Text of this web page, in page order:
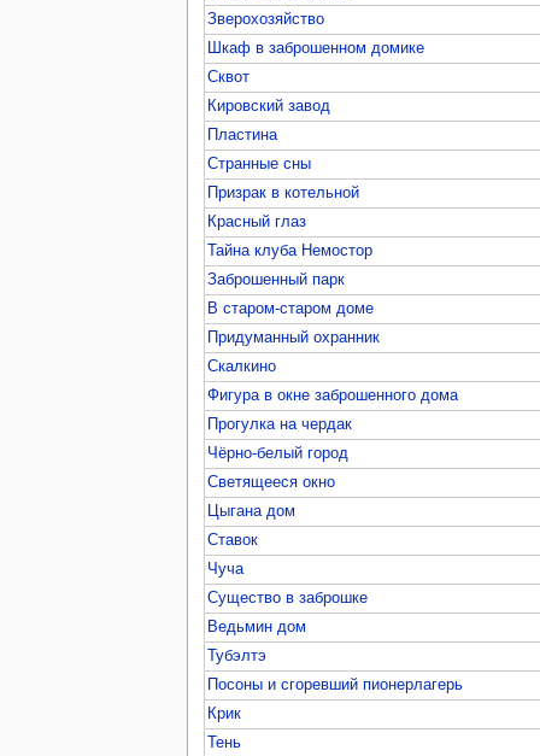
Зверохозяйство
Шкаф в заброшенном домике
Сквот
Кировский завод
Пластина
Странные сны
Призрак в котельной
Красный глаз
Тайна клуба Немостор
Заброшенный парк
В старом-старом доме
Придуманный охранник
Скалкино
Фигура в окне заброшенного дома
Прогулка на чердак
Чёрно-белый город
Светящееся окно
Цыгана дом
Ставок
Чуча
Существо в заброшке
Ведьмин дом
Тубэлтэ
Посоны и сгоревший пионерлагерь
Крик
Тень